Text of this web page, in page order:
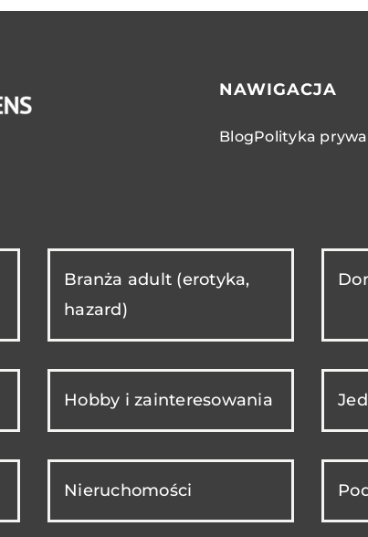
NAWIGACJA
BlogPolityka
Branża adult (erotyka,
hazard)
Hobby i zainteresowania
Nieruchomości